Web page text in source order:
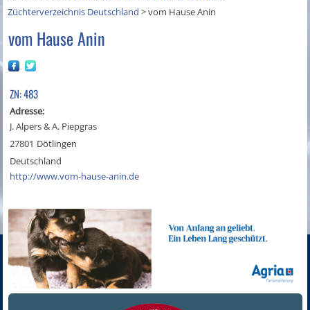
Züchterverzeichnis Deutschland >vom Hause Anin
vom Hause Anin
ZN: 483
Adresse:
J. Alpers & A. Piepgras
27801 Dötlingen
Deutschland
http://www.vom-hause-anin.de